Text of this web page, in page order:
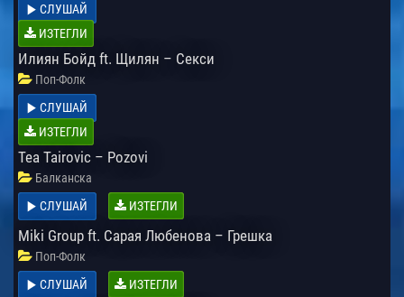
СЛУШАЙ
ИЗТЕГЛИ
Илиян Бойд ft. Щилян – Секси
Поп-Фолк
СЛУШАЙ
ИЗТЕГЛИ
Tea Tairovic – Pozovi
Балканска
СЛУШАЙ
ИЗТЕГЛИ
Miki Group ft. Сарая Любенова – Грешка
Поп-Фолк
СЛУШАЙ
ИЗТЕГЛИ